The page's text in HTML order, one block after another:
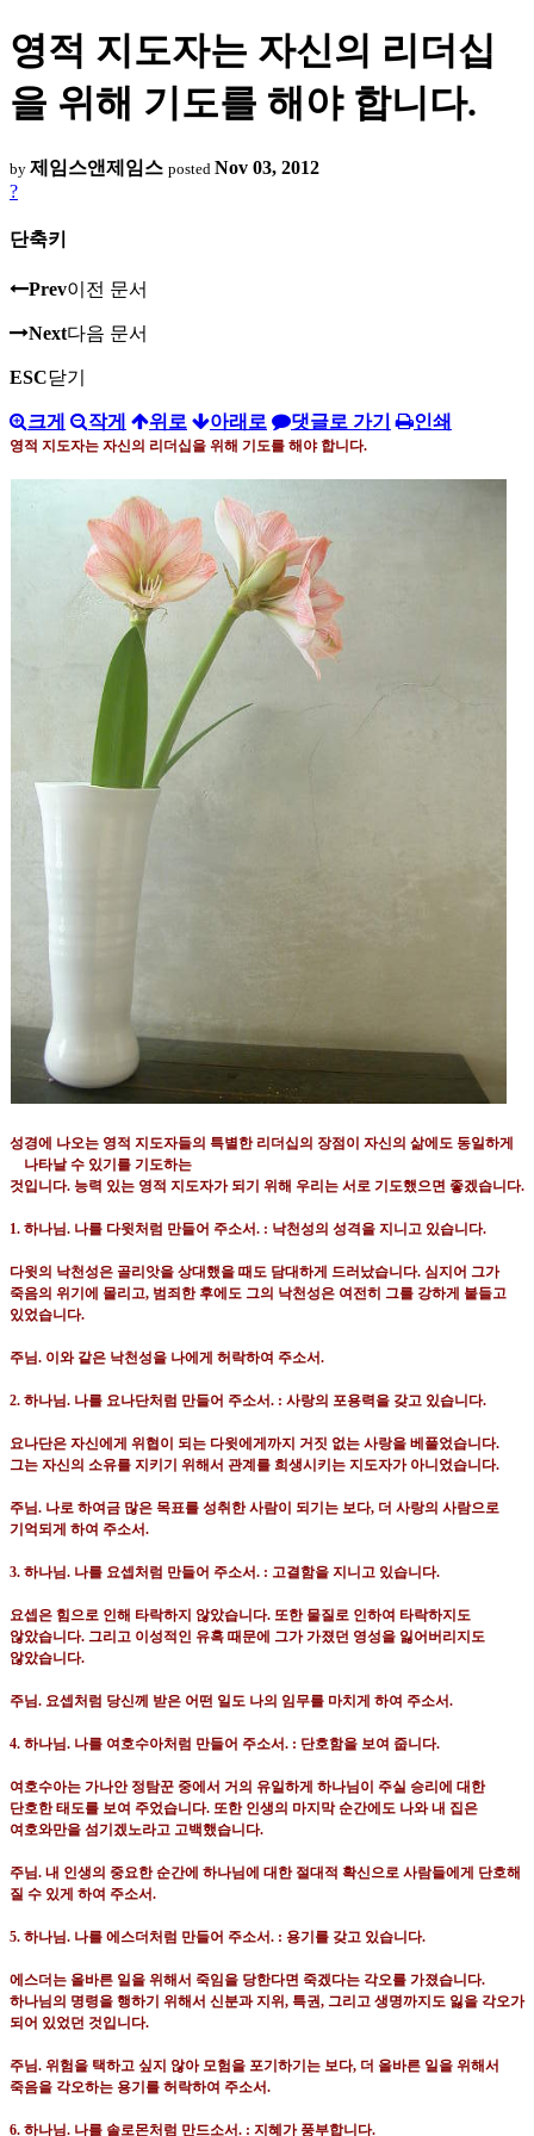
영적 지도자는 자신의 리더십
을 위해 기도를 해야 합니다.
by 제임스앤제임스 posted Nov 03, 2012
?
단축키
Prev이전 문서
Next다음 문서
ESC닫기
크게 작게 위로 아래로 댓글로 가기 인쇄
영적 지도자는 자신의 리더십을 위해 기도를 해야 합니다.
성경에 나오는 영적 지도자들의 특별한 리더십의 장점이 자신의 삶에도 동일하게
나타날 수 있기를 기도하는
것입니다. 능력 있는 영적 지도자가 되기 위해 우리는 서로 기도했으면 좋겠습니다.
1. 하나님. 나를 다윗처럼 만들어 주소서. : 낙천성의 성격을 지니고 있습니다.
다윗의 낙천성은 골리앗을 상대했을 때도 담대하게 드러났습니다. 심지어 그가
죽음의 위기에 몰리고, 범죄한 후에도 그의 낙천성은 여전히 그를 강하게 붙들고
있었습니다.
주님. 이와 같은 낙천성을 나에게 허락하여 주소서.
2. 하나님. 나를 요나단처럼 만들어 주소서. : 사랑의 포용력을 갖고 있습니다.
요나단은 자신에게 위협이 되는 다윗에게까지 거짓 없는 사랑을 베풀었습니다.
그는 자신의 소유를 지키기 위해서 관계를 희생시키는 지도자가 아니었습니다.
주님. 나로 하여금 많은 목표를 성취한 사람이 되기는 보다, 더 사랑의 사람으로
기억되게 하여 주소서.
3. 하나님. 나를 요셉처럼 만들어 주소서. : 고결함을 지니고 있습니다.
요셉은 힘으로 인해 타락하지 않았습니다. 또한 물질로 인하여 타락하지도
않았습니다. 그리고 이성적인 유혹 때문에 그가 가졌던 영성을 잃어버리지도
않았습니다.
주님. 요셉처럼 당신께 받은 어떤 일도 나의 임무를 마치게 하여 주소서.
4. 하나님. 나를 여호수아처럼 만들어 주소서. : 단호함을 보여 줍니다.
여호수아는 가나안 정탐꾼 중에서 거의 유일하게 하나님이 주실 승리에 대한
단호한 태도를 보여 주었습니다. 또한 인생의 마지막 순간에도 나와 내 집은
여호와만을 섬기겠노라고 고백했습니다.
주님. 내 인생의 중요한 순간에 하나님에 대한 절대적 확신으로 사람들에게 단호해
질 수 있게 하여 주소서.
5. 하나님. 나를 에스더처럼 만들어 주소서. : 용기를 갖고 있습니다.
에스더는 올바른 일을 위해서 죽임을 당한다면 죽겠다는 각오를 가졌습니다.
하나님의 명령을 행하기 위해서 신분과 지위 , 특권, 그리고 생명까지도 잃을 각오가
되어 있었던 것입니다.
주님. 위험을 택하고 싶지 않아 모험을 포기하기는 보다, 더 올바른 일을 위해서
죽음을 각오하는 용기를 허락하여 주소서.
6. 하나님. 나를 솔로몬처럼 만드소서. : 지혜가 풍부합니다.